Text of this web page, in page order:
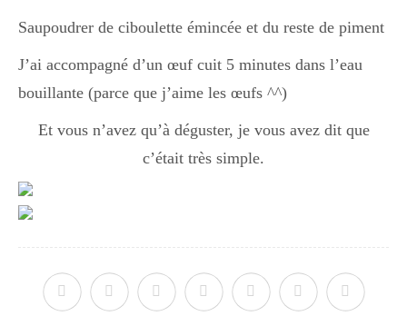
Boulette
Saupoudrer de ciboulette émincée et du reste de piment
J’ai accompagné d’un œuf cuit 5 minutes dans l’eau
bouillante (parce que j’aime les œufs ^^)
Et vous n’avez qu’à déguster, je vous avez dit que
c’était très simple.